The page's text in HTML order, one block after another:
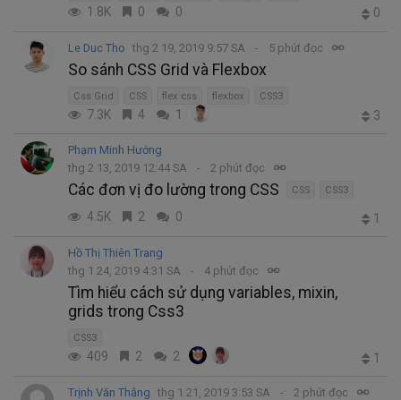
1.8K 0 0 0
Le Duc Tho thg 2 19, 2019 9:57 SA 5 phút đọc
So sánh CSS Grid và Flexbox
Css Grid CSS flex css flexbox CSS3
7.3K 4 1 3
Phạm Minh Hướng
thg 2 13, 2019 12:44 SA
2 phút đọc
Các đơn vị đo lường trong CSS CSS CSS3
4.5K 2 0 1
Hồ Thị Thiên Trang
thg 1 24, 2019 4:31 SA
4 phút đọc
Tìm hiểu cách sử dụng variables, mixin,
grids trong Css3
CSS3
409 2 2 1
Trịnh Văn Thắng thg 1 21, 2019 3:53 SA 2 phút đọc